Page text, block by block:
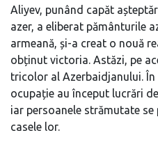
Aliyev, punând capăt
azer, a eliberat pământurile
armeană, și-a creat o nouă
obținut victoria. Astăzi, pe
tricolor al Azerbaidjanului.
ocupație au început lucrări
iar persoanele strămutate se
casele lor.